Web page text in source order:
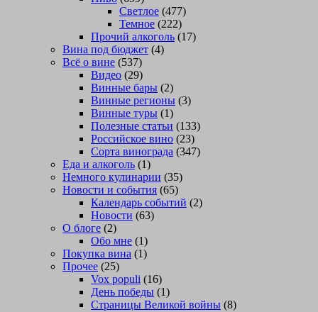
Светлое (477)
Темное (222)
Прочий алкоголь (17)
Вина под бюджет (4)
Всё о вине (537)
Видео (29)
Винные бары (2)
Винные регионы (3)
Винные туры (1)
Полезные статьи (133)
Российское вино (23)
Сорта винограда (347)
Еда и алкоголь (1)
Немного кулинарии (35)
Новости и события (65)
Календарь событий (2)
Новости (63)
О блоге (2)
Обо мне (1)
Покупка вина (1)
Прочее (25)
Vox populi (16)
День победы (1)
Страницы Великой войны (8)